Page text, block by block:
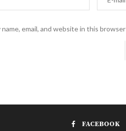
name, email, and website in this
FACEBOOK